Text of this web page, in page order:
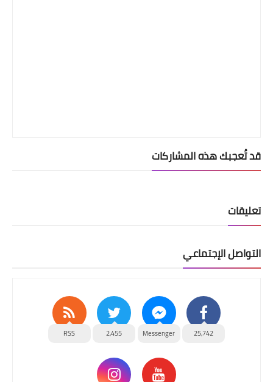
قد تُعجبك هذه المشاركات
تعليقات
التواصل الإجتماعي
25,742
Messenger
2,455
RSS